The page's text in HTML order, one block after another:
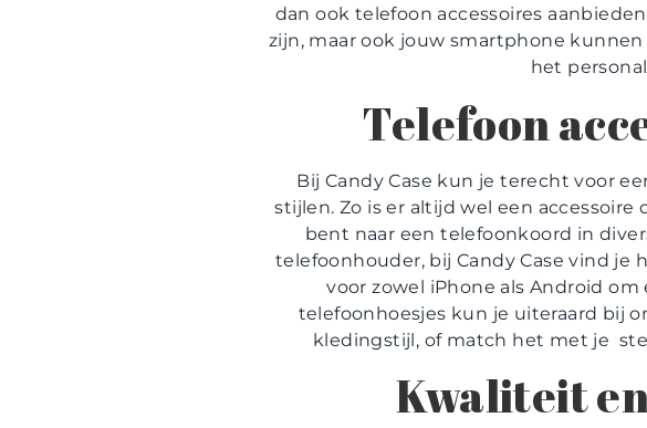
dan ook telefoon accessoires
zijn, maar ook jouw smartphone
het
Telefoon
Bij Candy Case kun je terecht voor
stijlen. Zo is er altijd wel een
bent naar een telefoonkoord in
telefoonhouder, bij Candy Case vind je
voor zowel iPhone als Android
telefoonhoesjes kun je uiteraard bij
kledingstijl, of match het met je
Kwaliteit